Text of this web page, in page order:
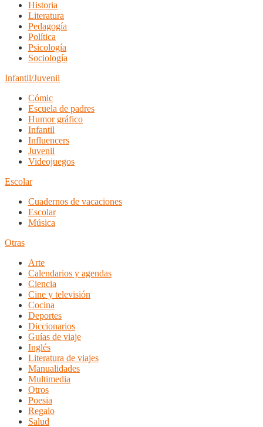
Historia
Literatura
Pedagogía
Política
Psicología
Sociología
Infantil/Juvenil
Cómic
Escuela de padres
Humor gráfico
Infantil
Influencers
Juvenil
Videojuegos
Escolar
Cuadernos de vacaciones
Escolar
Música
Otras
Arte
Calendarios y agendas
Ciencia
Cine y televisión
Cocina
Deportes
Diccionarios
Guías de viaje
Inglés
Literatura de viajes
Manualidades
Multimedia
Otros
Poesia
Regalo
Salud